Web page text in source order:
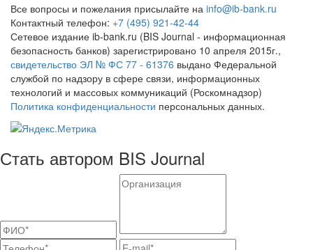
Все вопросы и пожелания присылайте на info@ib-bank.ru
Контактный телефон: +7 (495) 921-42-44
Сетевое издание ib-bank.ru (BIS Journal - информационная
безопасность банков) зарегистрировано 10 апреля 2015г.,
свидетельство ЭЛ № ФС 77 - 61376 выдано Федеральной
службой по надзору в сфере связи, информационных
технологий и массовых коммуникаций (Роскомнадзор)
Политика конфиденциальности персональных данных.
Стать автором BIS Journal